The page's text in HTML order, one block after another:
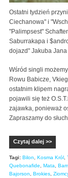
Ostatni tydzień
Ciechanowa" i
"Palimpsest"
Saburrakapa i
dojazd" Jakuba
Wśród singli
Rowu Babicze,
ostatnim klipem
pojawili się też
zajawka, ponieważ
Zapraszamy do
Czytaj dalej >>
Tagi: Bilon, Kosma Król,
Quebonafide, Mata,
Bajorson, Brokies,